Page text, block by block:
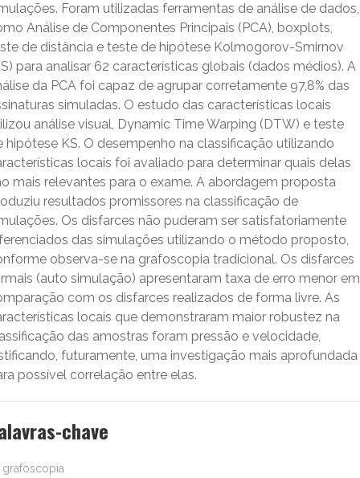
Foram utilizadas ferramentas de análise de dados,
Análise de Componentes Principais (PCA), boxplots,
de distância e teste de hipótese Kolmogorov-Smirnov
para analisar 62 características globais (dados médios). A
da PCA foi capaz de agrupar corretamente 97,8% das
simuladas. O estudo das características locais
análise visual, Dynamic Time Warping (DTW) e teste
hipótese KS. O desempenho na classificação utilizando
locais foi avaliado para determinar quais delas
mais relevantes para o exame. A abordagem proposta
resultados promissores na classificação de
Os disfarces não puderam ser satisfatoriamente
das simulações utilizando o método proposto,
observa-se na grafoscopia tradicional. Os disfarces
(auto simulação) apresentaram taxa de erro menor em
com os disfarces realizados de forma livre. As
locais que demonstraram maior robustez na
das amostras foram pressão e velocidade,
futuramente, uma investigação mais aprofundada
possível correlação entre elas.
chave
grafoscopia